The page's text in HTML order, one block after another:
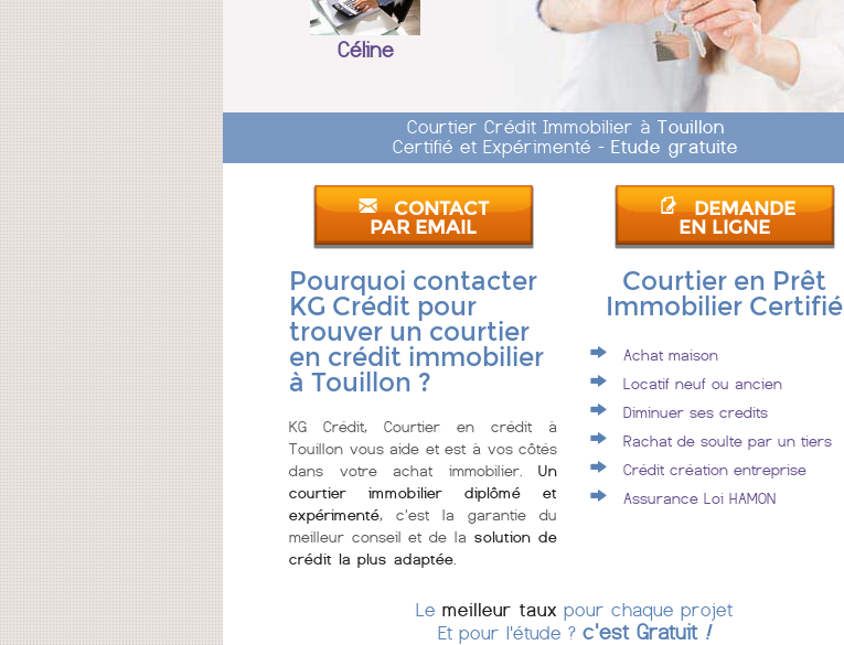
Céline
Courtier Crédit Immobilier à Touillon
Certifié et Expérimenté -Etude gratuite
CONTACT
PAR EMAIL
DEMANDE
EN LIGNE
Pourquoi contacter
KG Crédit pour
trouver un courtier
en crédit immobilier
à Touillon ?
KG Crédit, Courtier en crédit à
Touillon vous aide et est à vos côtés
dans votre achat immobilier.Un
courtier immobilier diplômé et
expérimenté, c'est la garantie du
meilleur conseil et de la solution de
crédit la plus adaptée
Courtier en Prêt
Immobilier Certifié
Achat maison
Locatif neuf ou ancien
Diminuer ses credits
Rachat de soulte par un tiers
Crédit création entreprise
Assurance Loi HAMON
Le meilleur taux pour chaque projet
Et pour l'étude ?c'est Gratuit !